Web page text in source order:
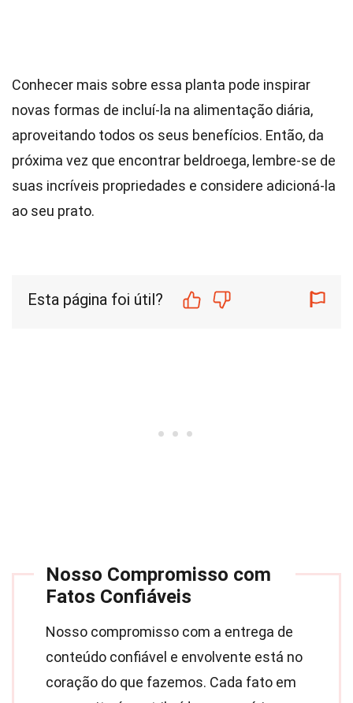
Conhecer mais sobre essa planta pode inspirar
novas formas de incluí-la na alimentação diária,
aproveitando todos os seus benefícios. Então, da
próxima vez que encontrar beldroega, lembre-se de
suas incríveis propriedades e considere adicioná-la
ao seu prato.
Esta página foi útil?
Nosso Compromisso com
Fatos Confiáveis
Nosso compromisso com a entrega de
conteúdo confiável e envolvente está no
coração do que fazemos. Cada fato em